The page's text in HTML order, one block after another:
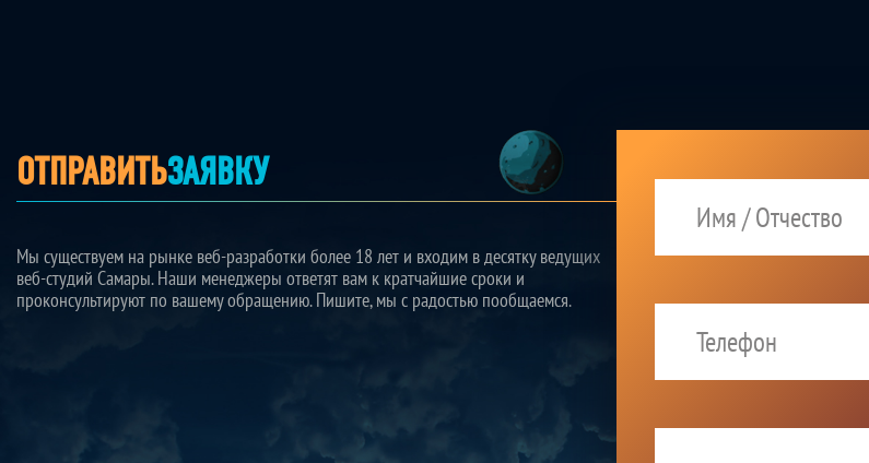
ОТПРАВИТЬЗАЯВКУ
Мы существуем на рынке веб-разработки более 18 лет и входим в десятку ведущих
веб-студий Самары. Наши менеджеры ответят вам к кратчайшие сроки и
проконсультируют по вашему обращению. Пишите, мы с радостью пообщаемся.